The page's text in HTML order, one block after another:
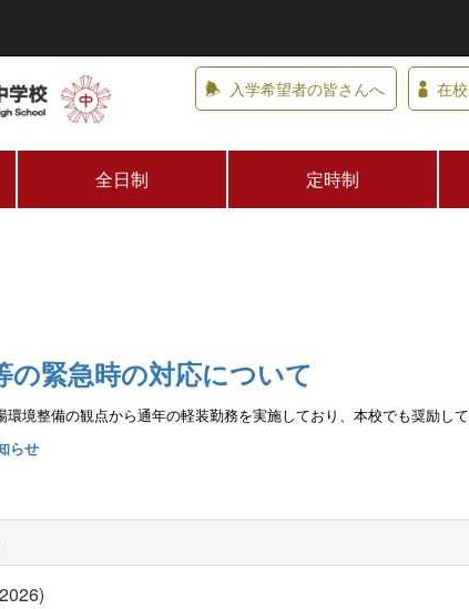
入学希望者の皆さんへ 在
全日制 定時制
の緊急時の対応について
環境整備の観点から通年の軽装勤務を実施しており、本校でも奨励し
らせ